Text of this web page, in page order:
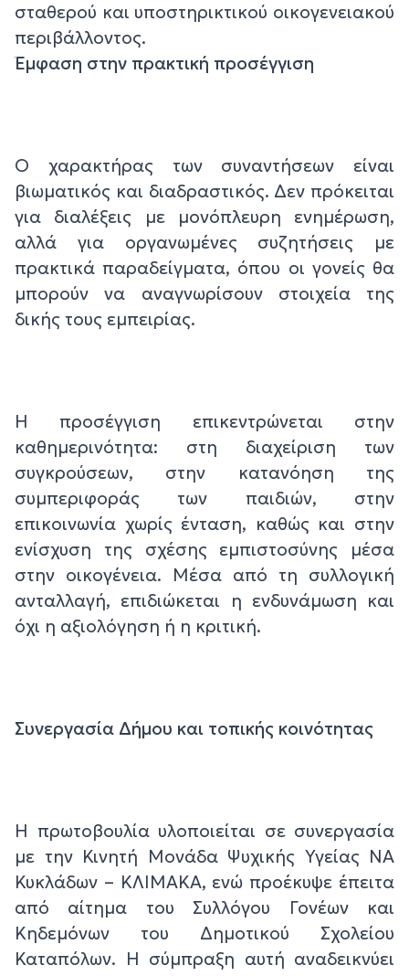
σταθερού και υποστηρικτικού οικογενειακού
περιβάλλοντος.
Έμφαση στην πρακτική προσέγγιση
Ο χαρακτήρας των συναντήσεων είναι
βιωματικός και διαδραστικός. Δεν πρόκειται
για διαλέξεις με μονόπλευρη ενημέρωση,
αλλά για οργανωμένες συζητήσεις με
πρακτικά παραδείγματα, όπου οι γονείς θα
μπορούν να αναγνωρίσουν στοιχεία της
δικής τους εμπειρίας.
Η προσέγγιση επικεντρώνεται στην
καθημερινότητα: στη διαχείριση των
συγκρούσεων, στην κατανόηση της
συμπεριφοράς των παιδιών, στην
επικοινωνία χωρίς ένταση, καθώς και στην
ενίσχυση της σχέσης εμπιστοσύνης μέσα
στην οικογένεια. Μέσα από τη συλλογική
ανταλλαγή, επιδιώκεται η ενδυνάμωση και
όχι η αξιολόγηση ή η κριτική.
Συνεργασία Δήμου και τοπικής κοινότητας
Η πρωτοβουλία υλοποιείται σε συνεργασία
με την Κινητή Μονάδα Ψυχικής Υγείας ΝΑ
Κυκλάδων – ΚΛΙΜΑΚΑ, ενώ προέκυψε έπειτα
από αίτημα του Συλλόγου Γονέων και
Κηδεμόνων του Δημοτικού Σχολείου
Καταπόλων. Η σύμπραξη αυτή αναδεικνύει